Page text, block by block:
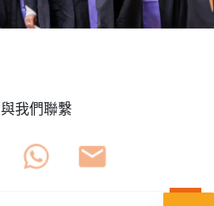
與我們聯繫